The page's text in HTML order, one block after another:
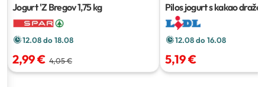
Jogurt 'Z Bregov1,75 kg
12.08 do 18.08
2,99 € 4,05 €
Pilos jogurt s kakao draže
bombonima XXL
12.08 do 16.08
5,19 €